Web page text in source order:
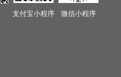
支付宝小程序 微信小程序